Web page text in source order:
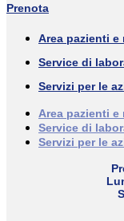
Prenota
Area pazienti e
Service di
Servizi per le
Area pazienti e
Service di
Servizi per le